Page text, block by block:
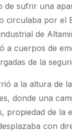
de sufrir una
circulaba por el
de
a cuerpos de
de la
a la altura de
donde una
propiedad de la
con